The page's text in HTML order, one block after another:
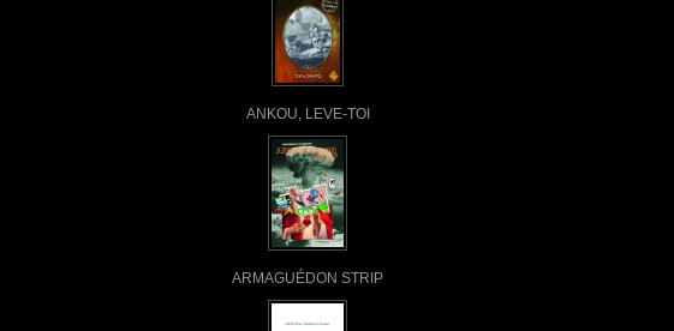
ANKOU, LEVE-TOI
ARMAGUÉDON STRIP